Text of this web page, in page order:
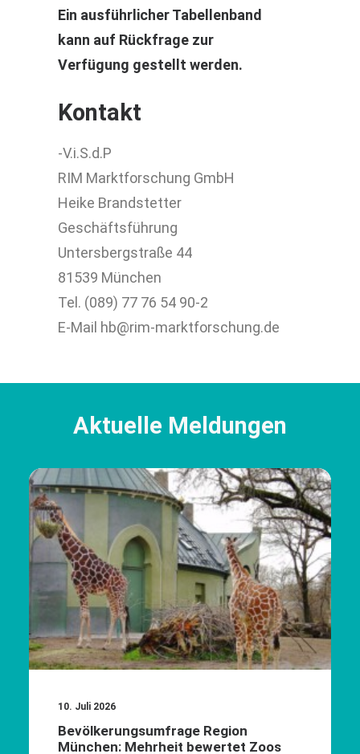
Ein ausführlicher Tabellenband
kann auf Rückfrage zur
Verfügung gestellt werden.
Kontakt
-V.i.S.d.P
RIM Marktforschung GmbH
Heike Brandstetter
Geschäftsführung
Untersbergstraße 44
81539 München
Tel. (089) 77 76 54 90-2
E-Mail hb@rim-marktforschung.de
Aktuelle Meldungen
10. Juli 2026
Bevölkerungsumfrage Region
München: Mehrheit bewertet Zoos